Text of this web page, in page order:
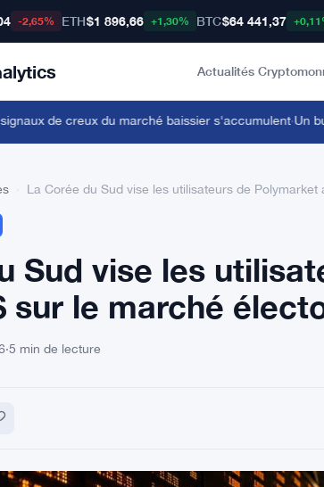
-2,65% ETH$1 896,66 +1,30% BTC$64 441,37
Actualités
de creux du marché baissier s'accumulent·Un bug
La Corée du Sud vise les utilisateurs de
Sud vise les
sur le marché
·5 min de lecture